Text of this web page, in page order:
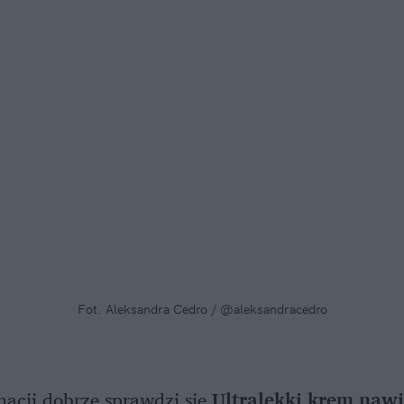
Fot. Aleksandra Cedro / @aleksandracedro